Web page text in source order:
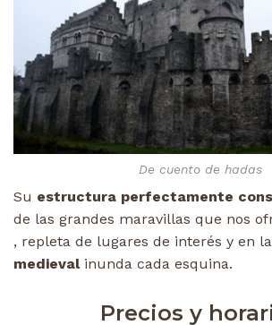
De cuento de hadas
Su estructura perfectamente
de las grandes maravillas que nos
, repleta de lugares de interés y en
medievalinunda cada esquina.
Precios y